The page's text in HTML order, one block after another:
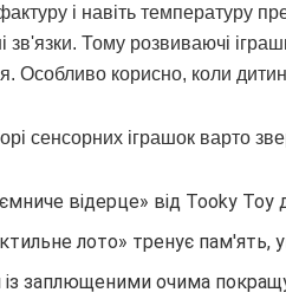
і навіть температуру
зв'язки. Тому розвиваючі
Особливо корисно, коли
сенсорних іграшок варто
відерце» від Tooky Toy
лото» тренує пам'ять,
із заплющеними очима